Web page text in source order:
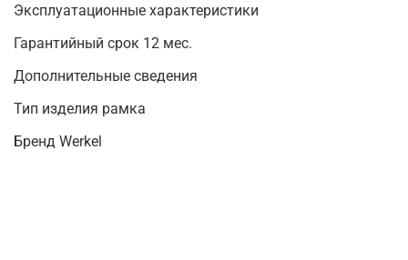
Эксплуатационные характеристики
Гарантийный срок 12 мес.
Дополнительные сведения
Тип изделия рамка
Бренд Werkel